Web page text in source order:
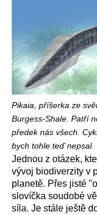
Pikaia, příšerka ze
Burgess-Shale. Patří
předek nás všech.
bych tohle teď nepsal.
Jednou z otázek,
vývoj biodiverzity v
planetě. Přes jisté
slovíčka soudobé
síla. Je stále ještě